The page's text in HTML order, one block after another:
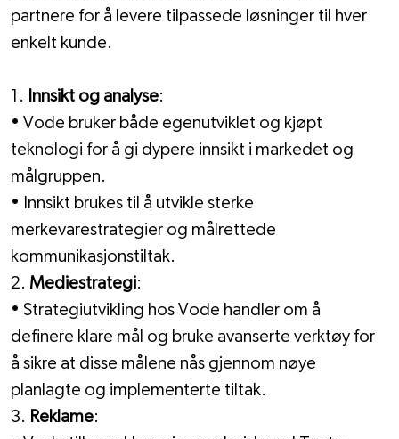
partnere for å levere tilpassede løsninger til hver
enkelt kunde.
1. Innsikt og analyse:
• Vode bruker både egenutviklet og kjøpt
teknologi for å gi dypere innsikt i markedet og
målgruppen.
• Innsikt brukes til å utvikle sterke
merkevarestrategier og målrettede
kommunikasjonstiltak.
2. Mediestrategi:
• Strategiutvikling hos Vode handler om å
definere klare mål og bruke avanserte verktøy for
å sikre at disse målene nås gjennom nøye
planlagte og implementerte tiltak.
3. Reklame: